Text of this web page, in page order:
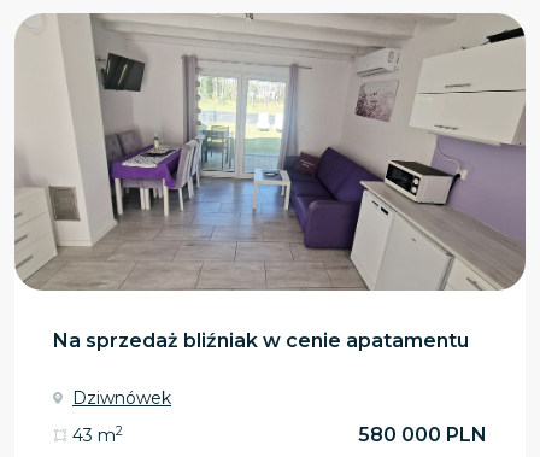
Na sprzedaż bliźniak w cenie apatamentu
Dziwnówek
43 m2 580 000 PLN